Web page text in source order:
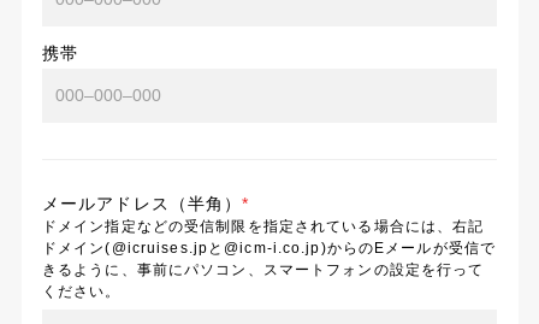
携帯
メールアドレス（半角）*
ドメイン指定などの受信制限を指定されている場合には、右記
ドメイン(@icruises.jpと@icm-i.co.jp)からのEメールが受信で
きるように、事前にパソコン、スマートフォンの設定を行って
ください。